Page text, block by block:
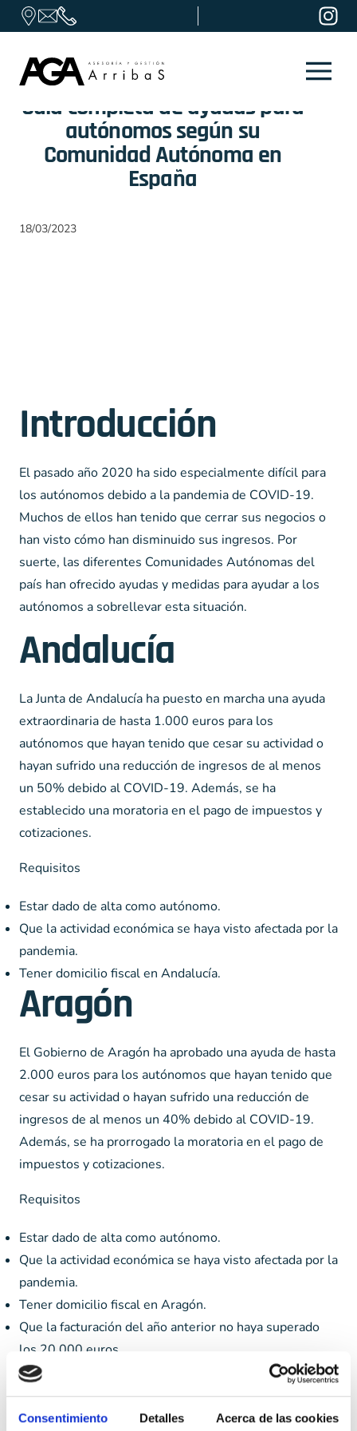
Consentimiento Detalles Acerca de las cookies
Skip to content
Guía completa de ayudas para
autónomos según su
Comunidad Autónoma en
España
18/03/2023
Introducción
El pasado año 2020 ha sido especialmente difícil para
los autónomos debido a la pandemia de COVID-19.
Muchos de ellos han tenido que cerrar sus negocios o
han visto cómo han disminuido sus ingresos. Por
suerte, las diferentes Comunidades Autónomas del
país han ofrecido ayudas y medidas para ayudar a los
autónomos a sobrellevar esta situación.
Andalucía
La Junta de Andalucía ha puesto en marcha una ayuda
extraordinaria de hasta 1.000 euros para los
autónomos que hayan tenido que cesar su actividad o
hayan sufrido una reducción de ingresos de al menos
un 50% debido al COVID-19. Además, se ha
establecido una moratoria en el pago de impuestos y
cotizaciones.
Requisitos
Estar dado de alta como autónomo.
Que la actividad económica se haya visto afectada por la
pandemia.
Tener domicilio fiscal en Andalucía.
Aragón
El Gobierno de Aragón ha aprobado una ayuda de hasta
2.000 euros para los autónomos que hayan tenido que
cesar su actividad o hayan sufrido una reducción de
ingresos de al menos un 40% debido al COVID-19.
Además, se ha prorrogado la moratoria en el pago de
impuestos y cotizaciones.
Requisitos
Estar dado de alta como autónomo.
Que la actividad económica se haya visto afectada por la
pandemia.
Tener domicilio fiscal en Aragón.
Que la facturación del año anterior no haya superado
los 20.000 euros.
Canarias